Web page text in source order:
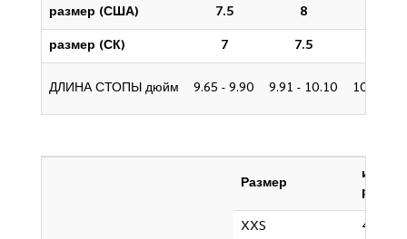
размер (США)
7.5 8
размер (СК)
7 7.5
ДЛИНА СТОПЫ дюйм
9.65 - 9.90 9.91 - 10.10 10.11 -
Размер
размер
XXS
42